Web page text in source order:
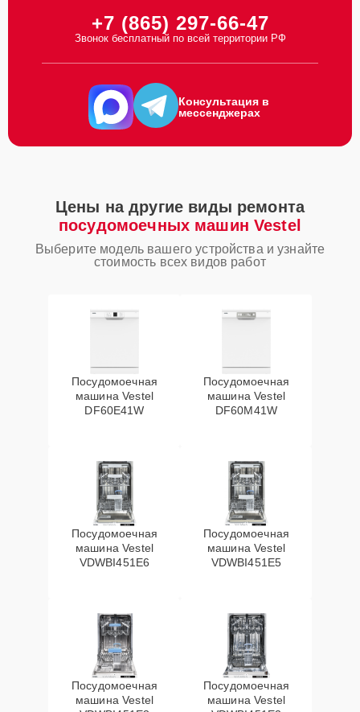
+7 (865) 297-66-47
Звонок бесплатный по всей территории РФ
Консультация в
мессенджерах
Цены на другие виды ремонта
посудомоечных машин Vestel
Выберите модель вашего устройства и узнайте
стоимость всех видов работ
Посудомоечная
машина Vestel
DF60E41W
Посудомоечная
машина Vestel
DF60M41W
Посудомоечная
машина Vestel
VDWBI451E6
Посудомоечная
машина Vestel
VDWBI451E5
Посудомоечная
машина Vestel
Посудомоечная
машина Vestel